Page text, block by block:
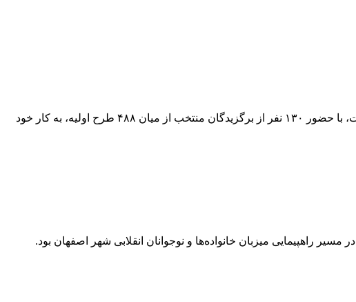
مرحله نهایی رویداد ملی «سدرا»، که با هدف پرورش و تجاری‌سازی ایده‌های مسئله‌محور در حوزه علوم انسانی طراحی شده است، با حضور ۱۳۰ نفر از برگزیدگان منتخب از میان ۴۸۸ طرح اولیه، به کار خود